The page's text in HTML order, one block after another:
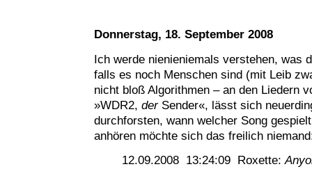
Donnerstag, 18. September 2008
Ich werde nienieniemals verstehen, was
falls es noch Menschen sind (mit Leib
nicht bloß Algorithmen – an den Liedern
»WDR2, der Sender«, lässt sich
durchforsten, wann welcher Song
anhören möchte sich das freilich
12.09.2008 13:24:09 Roxette: